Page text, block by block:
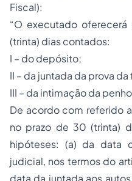
Fiscal):
“O executado
(trinta) dias contados:
I – do depósito;
II – da juntada da prova
III – da intimação da
De acordo com referido
no prazo de 30 (trinta)
hipóteses: (a) da data
judicial, nos termos do
data da juntada aos